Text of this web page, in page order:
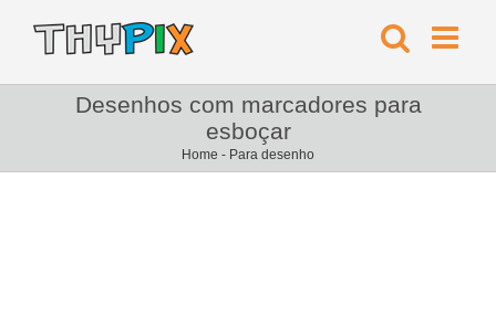
Desenhos com marcadores para
esboçar
Home - Para desenho